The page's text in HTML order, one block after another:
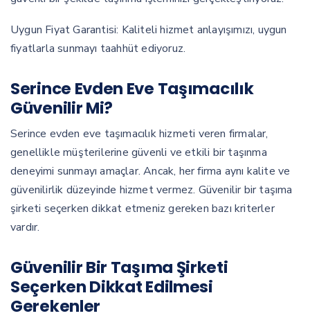
Uygun Fiyat Garantisi: Kaliteli hizmet anlayışımızı, uygun
fiyatlarla sunmayı taahhüt ediyoruz.
Serince Evden Eve Taşımacılık
Güvenilir Mi?
Serince evden eve taşımacılık hizmeti veren firmalar,
genellikle müşterilerine güvenli ve etkili bir taşınma
deneyimi sunmayı amaçlar. Ancak, her firma aynı kalite ve
güvenilirlik düzeyinde hizmet vermez. Güvenilir bir taşıma
şirketi seçerken dikkat etmeniz gereken bazı kriterler
vardır.
Güvenilir Bir Taşıma Şirketi
Seçerken Dikkat Edilmesi
Gerekenler